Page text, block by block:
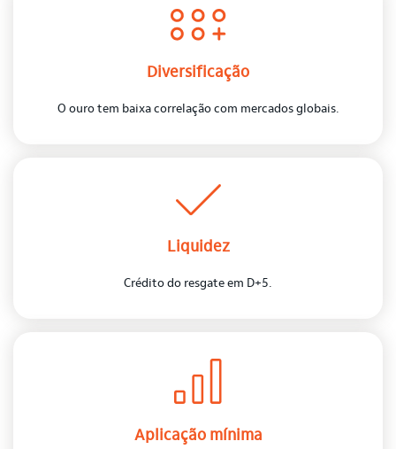
Diversificação
O ouro tem baixa correlação com mercados globais.
Liquidez
Crédito do resgate em D+5.
Aplicação mínima